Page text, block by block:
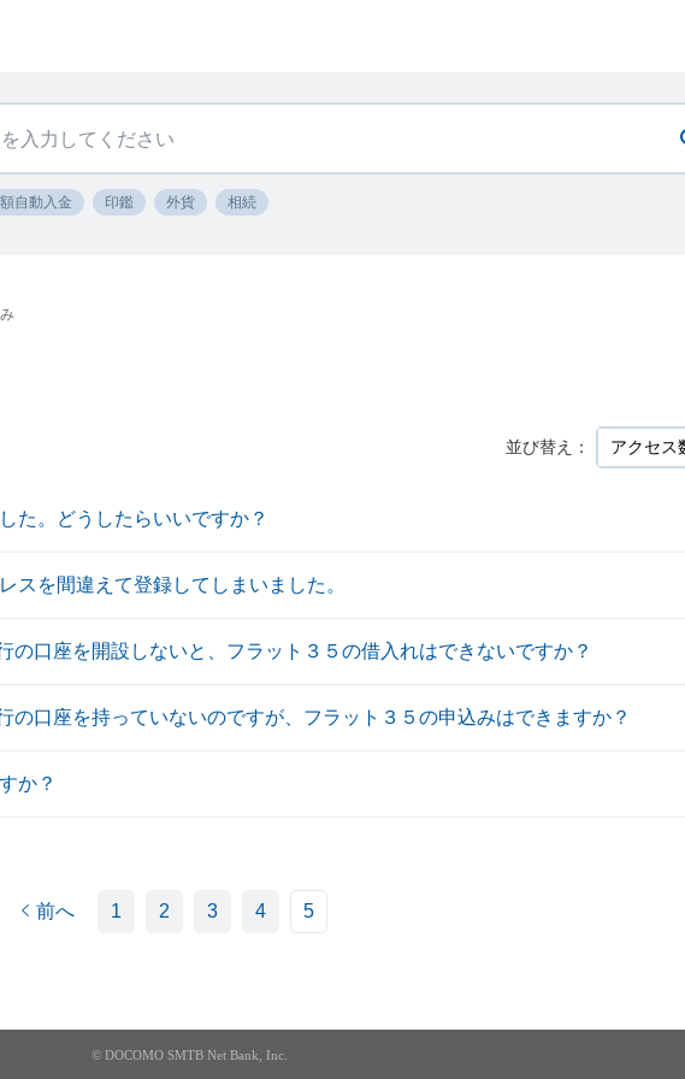
自動入金 印鑑 外貨 相続
並び替え：
た。どうしたらいいですか？
スを間違えて登録してしまいました。
の口座を開設しないと、フラット３５の借入れはできないですか？
の口座を持っていないのですが、フラット３５の申込みはできますか？
か？
前へ 1 2 3 4 5
© DOCOMO SMTB Net Bank, Inc.